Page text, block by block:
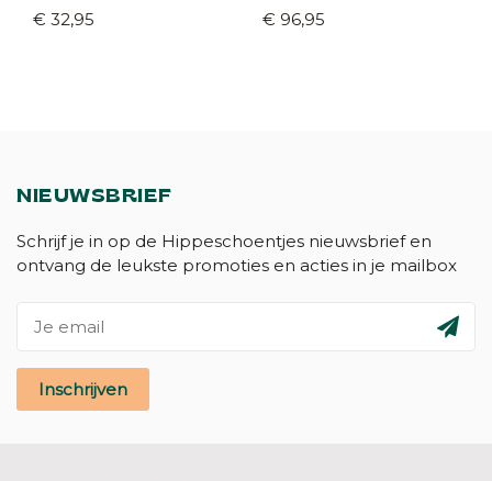
vie en rose navy
€ 32,95
Aspen Fierce tiger
€ 96,95
NIEUWSBRIEF
Schrijf je in op de Hippeschoentjes nieuwsbrief en
ontvang de leukste promoties en acties in je mailbox
Inschrijven